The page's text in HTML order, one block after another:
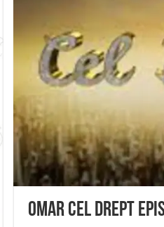
Omar cel drept